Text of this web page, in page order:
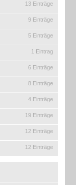
13 Einträge
9 Einträge
5 Einträge
1 Eintrag
6 Einträge
8 Einträge
4 Einträge
19 Einträge
12 Einträge
12 Einträge